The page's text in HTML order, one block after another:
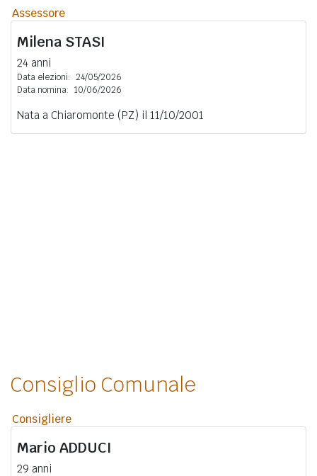
Assessore
Milena STASI
24 anni
Data elezioni: 24/05/2026
Data nomina: 10/06/2026
Nata a Chiaromonte (PZ) il 11/10/2001
Consiglio Comunale
Consigliere
Mario ADDUCI
29 anni